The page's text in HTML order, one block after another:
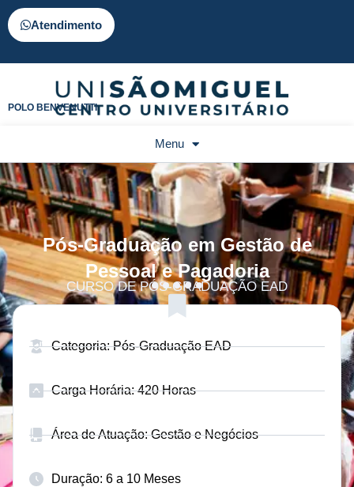
Atendimento
POLO BENVENUTTI
Menu
Pós-Graduação em Gestão de
Pessoal e Pagadoria
CURSO DE PÓS-GRADUAÇÃO EAD
Categoria: Pós-Graduação EAD
Carga Horária: 420 Horas
Área de Atuação: Gestão e Negócios
Duração: 6 a 10 Meses